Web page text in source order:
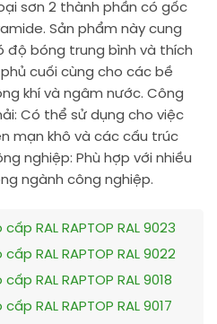
sơn 2 thành phần có gốc
Sản phẩm này cung
bóng trung bình và thích
cuối cùng cho các bề
khí và ngâm nước. Công
Có thể sử dụng cho việc
mạn khô và các cấu trúc
nghiệp: Phù hợp với nhiều
ngành công nghiệp.
RAL RAPTOP RAL 9023
RAL RAPTOP RAL 9022
RAL RAPTOP RAL 9018
RAL RAPTOP RAL 9017